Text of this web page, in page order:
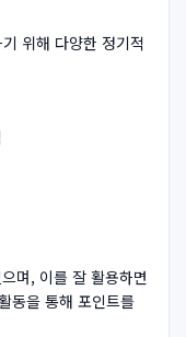
위해 다양한 정기적
며, 이를 잘 활용하면
동을 통해 포인트를